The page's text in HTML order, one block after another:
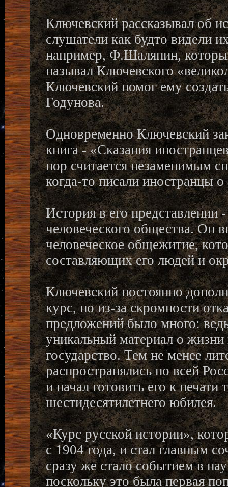
Ключевский рассказывал об
слушатели как будто видели
например, Ф.Шаляпин,
называл Ключевского
Ключевский помог ему
Годунова.
Одновременно Ключевский
книга - «Сказания
пор считается незаменимым
когда-то писали иностранцы
История в его представлении
человеческого общества. Он
человеческое общежитие,
составляющих его людей и
Ключевский постоянно
курс, но из-за скромности
предложений было много:
уникальный материал о
государство. Тем не менее
распространялись по всей
и начал готовить его к печати
шестидесятилетнего юбилея.
«Курс русской истории»,
с 1904 года, и стал главным
сразу же стало событием в
поскольку это была первая